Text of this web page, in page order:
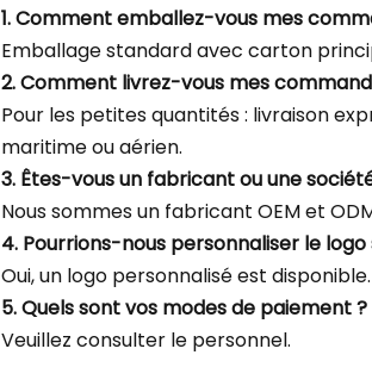
1. Comment emballez-vous mes
Emballage standard avec carton
2. Comment livrez-vous mes
Pour les petites quantités : livraison
maritime ou aérien.
3. Êtes-vous un fabricant ou une
Nous sommes un fabricant OEM et
4. Pourrions-nous personnaliser le
Oui, un logo personnalisé est
5. Quels sont vos modes de paiement ?
Veuillez consulter le personnel.